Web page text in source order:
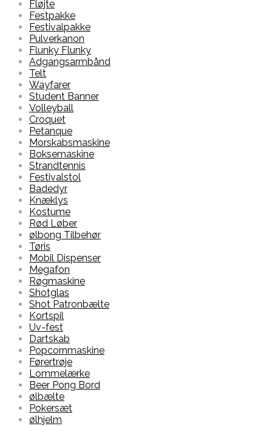
Fløjte
Festpakke
Festivalpakke
Pulverkanon
Flunky Flunky
Adgangsarmbånd
Telt
Wayfarer
Student Banner
Volleyball
Croquet
Petanque
Morskabsmaskine
Boksemaskine
Strandtennis
Festivalstol
Badedyr
Knæklys
Kostume
Rød Løber
ølbong Tilbehør
Tøris
Mobil Dispenser
Megafon
Røgmaskine
Shotglas
Shot Patronbælte
Kortspil
Uv-fest
Dartskab
Popcornmaskine
Førertrøje
Lommelærke
Beer Pong Bord
ølbælte
Pokersæt
ølhjelm